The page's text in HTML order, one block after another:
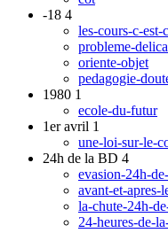
-18 4
les-cours-c-est-
probleme-
oriente-objet
pedagogie-
1980 1
ecole-du-futur
1er avril 1
une-loi-sur-le-
24h de la BD 4
evasion-24h-
avant-et-apres-
la-chute-24h-
24-heures-de-